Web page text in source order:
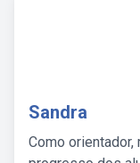
Sandra
Como orientador,